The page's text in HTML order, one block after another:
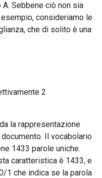
Sebbene ciò non sia
consideriamo le
che di solito è una
2
la rappresentazione
Il vocabolario
1433 parole uniche.
caratteristica è 1433, e
1 che indica se la parola